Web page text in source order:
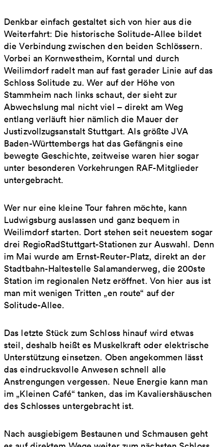
Denkbar einfach gestaltet sich von hier aus die
Weiterfahrt: Die historische Solitude-Allee bildet
die Verbindung zwischen den beiden Schlössern.
Vorbei an Kornwestheim, Korntal und durch
Weilimdorf radelt man auf fast gerader Linie auf das
Schloss Solitude zu. Wer auf der Höhe von
Stammheim nach links schaut, der sieht zur
Abwechslung mal nicht viel – direkt am Weg
entlang verläuft hier nämlich die Mauer der
Justizvollzugsanstalt Stuttgart. Als größte JVA
Baden-Württembergs hat das Gefängnis eine
bewegte Geschichte, zeitweise waren hier sogar
unter besonderen Vorkehrungen RAF-Mitglieder
untergebracht.
Wer nur eine kleine Tour fahren möchte, kann
Ludwigsburg auslassen und ganz bequem in
Weilimdorf starten. Dort stehen seit neuestem sogar
drei RegioRadStuttgart-Stationen zur Auswahl. Denn
im Mai wurde am Ernst-Reuter-Platz, direkt an der
Stadtbahn-Haltestelle Salamanderweg, die 200ste
Station im regionalen Netz eröffnet. Von hier aus ist
man mit wenigen Tritten „en route“ auf der
Solitude-Allee.
Das letzte Stück zum Schloss hinauf wird etwas
steil, deshalb heißt es Muskelkraft oder elektrische
Unterstützung einsetzen. Oben angekommen lässt
das eindrucksvolle Anwesen schnell alle
Anstrengungen vergessen. Neue Energie kann man
im „Kleinen Café“ tanken, das im Kavaliershäuschen
des Schlosses untergebracht ist.
Nach ausgiebigem Bestaunen und Schmausen geht